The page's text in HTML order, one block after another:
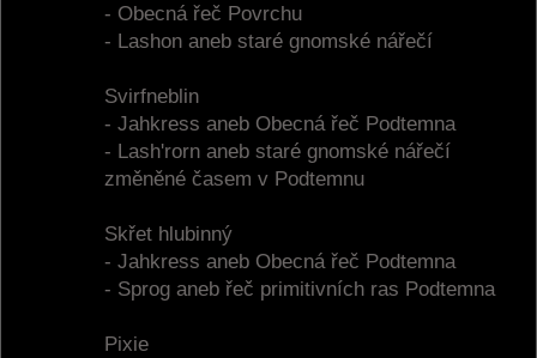
- Obecná řeč Povrchu
- Lashon aneb staré gnomské nářečí
Svirfneblin
- Jahkress aneb Obecná řeč Podtemna
- Lash'rorn aneb staré gnomské nářečí
změněné časem v Podtemnu
Skřet hlubinný
- Jahkress aneb Obecná řeč Podtemna
- Sprog aneb řeč primitivních ras Podtemna
Pixie